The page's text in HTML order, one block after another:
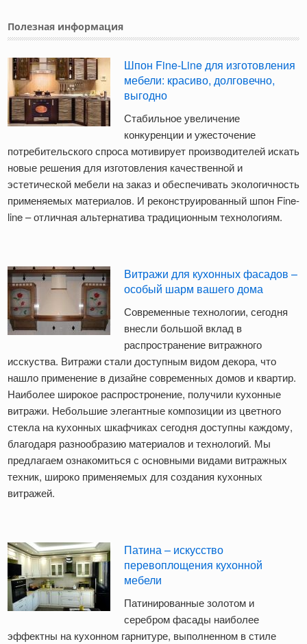
Полезная информация
Шпон Fine-Line для изготовления
мебели: красиво, долговечно,
выгодно
Стабильное увеличение
конкуренции и ужесточение
потребительского спроса мотивирует производителей искать
новые решения для изготовления качественной и
эстетической мебели на заказ и обеспечивать экологичность
применяемых материалов. И реконструированный шпон Fine-
line – отличная альтернатива традиционным технологиям.
Витражи для кухонных фасадов –
особый шарм вашего дома
Современные технологии, сегодня
внесли большой вклад в
распространение витражного
исскуства. Витражи стали доступным видом декора, что
нашло применение в дизайне современных домов и квартир.
Наиболее широкое распростронение, получили кухонные
витражи. Небольшие элегантные композиции из цветного
стекла на кухонных шкафчиках сегодня доступны каждому,
благодаря разнообразию материалов и технологий. Мы
предлагаем ознакомиться с основными видами витражных
техник, широко применяемых для создания кухонных
витражей.
Патина – искусство
перевоплощения кухонной
мебели
Патинированные золотом и
серебром фасады наиболее
эффектны на кухонном гарнитуре, выполненном в стиле